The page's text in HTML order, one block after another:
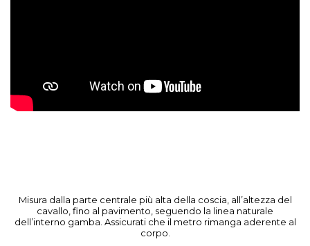
Misura dalla parte centrale più alta della coscia, all’altezza del
cavallo, fino al pavimento, seguendo la linea naturale
dell’interno gamba. Assicurati che il metro rimanga aderente al
corpo.